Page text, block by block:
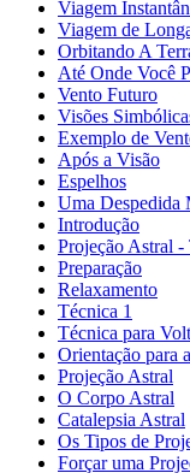
Viagem
Viagem de
Orbitando A
Até Onde Você
Vento Futuro
Visões
Exemplo de
Após a Visão
Espelhos
Uma Despedida
Introdução
Projeção Astral -
Preparação
Relaxamento
Técnica 1
Técnica para
Orientação para
Projeção Astral
O Corpo Astral
Catalepsia Astral
Os Tipos de
Forçar uma